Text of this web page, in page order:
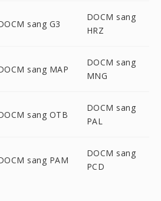
sang G3
DOCM sang
HRZ
sang MAP
DOCM sang
MNG
sang OTB
DOCM sang
PAL
sang PAM
DOCM sang
PCD